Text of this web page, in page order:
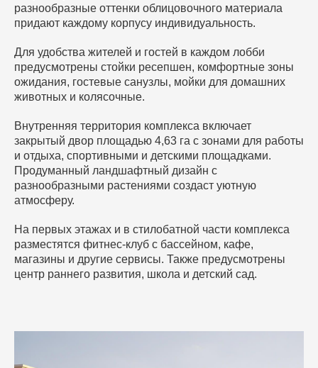
разнообразные оттенки облицовочного материала
придают каждому корпусу индивидуальность.
Для удобства жителей и гостей в каждом лобби
предусмотрены стойки ресепшен, комфортные зоны
ожидания, гостевые санузлы, мойки для домашних
животных и колясочные.
Внутренняя территория комплекса включает
закрытый двор площадью 4,63 га с зонами для работы
и отдыха, спортивными и детскими площадками.
Продуманный ландшафтный дизайн с
разнообразными растениями создаст уютную
атмосферу.
На первых этажах и в стилобатной части комплекса
разместятся фитнес-клуб с бассейном, кафе,
магазины и другие сервисы. Также предусмотрены
центр раннего развития, школа и детский сад.